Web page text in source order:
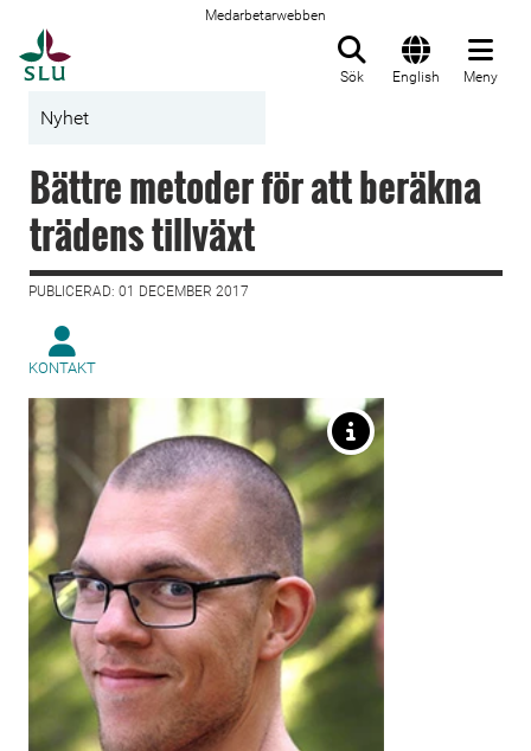
Medarbetarwebben
Sök English Meny
Nyhet
Bättre metoder för att beräkna
trädens tillväxt
PUBLICERAD: 01 DECEMBER 2017
KONTAKT